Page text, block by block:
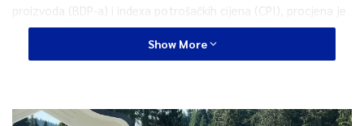
proizvoda (BDP-a) i indexa potrošačkih cijena (CPI), procjena je
da bi se procenat redovnog usklađivanja penzija počev od
01.01.2024. godine trebao kretati u procentu od 6 posto do 7
– Penzije uvećane na ovaj način isplaćivale su se u aprilu,
Show More